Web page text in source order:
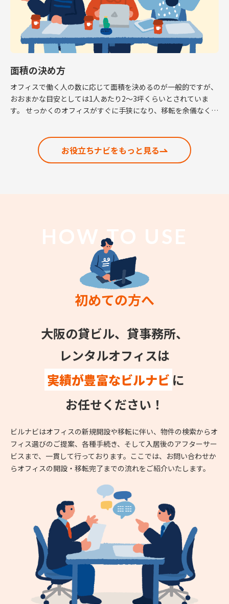
面積の決め方
オフィスで働く人の数に応じて面積を決めるのが一般的ですが、
おおまかな目安としては1人あたり2～3坪くらいとされていま
す。 せっかくのオフィスがすぐに手狭になり、移転を余儀なくさ
お役立ちナビをもっと見る
HOW TO USE
初めての方へ
大阪の貸ビル、貸事務所、
レンタルオフィスは
実績が豊富なビルナビ に
お任せください！
ビルナビはオフィスの新規開設や移転に伴い、物件の検索からオ
フィス選びのご提案、各種手続き、そして入居後のアフターサー
ビスまで、一貫して行っております。ここでは、お問い合わせか
らオフィスの開設・移転完了までの流れをご紹介いたします。